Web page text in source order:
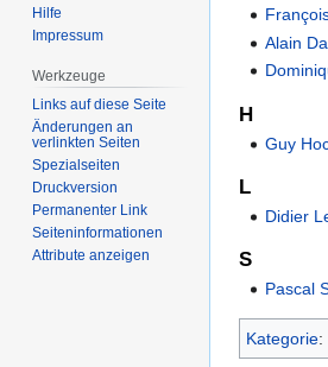
Alain
H
Guy
L
Didier
S
Pascal
Kategorie:
Hilfe
Impressum
Werkzeuge
Links auf diese Seite
Änderungen an
verlinkten Seiten
Spezialseiten
Druckversion
Permanenter Link
Seiten­­informationen
Attribute anzeigen